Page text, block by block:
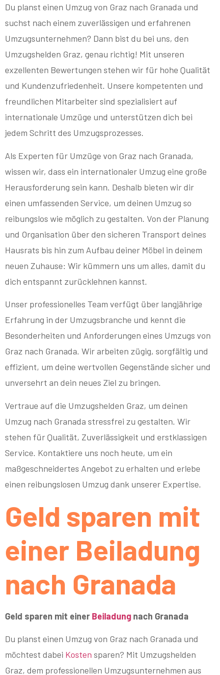
Du planst einen Umzug von Graz nach Granada und
suchst nach einem zuverlässigen und erfahrenen
Umzugsunternehmen? Dann bist du bei uns, den
Umzugshelden Graz, genau richtig! Mit unseren
exzellenten Bewertungen stehen wir für hohe Qualität
und Kundenzufriedenheit. Unsere kompetenten und
freundlichen Mitarbeiter sind spezialisiert auf
internationale Umzüge und unterstützen dich bei
jedem Schritt des Umzugsprozesses.
Als Experten für Umzüge von Graz nach Granada,
wissen wir, dass ein internationaler Umzug eine große
Herausforderung sein kann. Deshalb bieten wir dir
einen umfassenden Service, um deinen Umzug so
reibungslos wie möglich zu gestalten. Von der Planung
und Organisation über den sicheren Transport deines
Hausrats bis hin zum Aufbau deiner Möbel in deinem
neuen Zuhause: Wir kümmern uns um alles, damit du
dich entspannt zurücklehnen kannst.
Unser professionelles Team verfügt über langjährige
Erfahrung in der Umzugsbranche und kennt die
Besonderheiten und Anforderungen eines Umzugs von
Graz nach Granada. Wir arbeiten zügig, sorgfältig und
effizient, um deine wertvollen Gegenstände sicher und
unversehrt an dein neues Ziel zu bringen.
Vertraue auf die Umzugshelden Graz, um deinen
Umzug nach Granada stressfrei zu gestalten. Wir
stehen für Qualität, Zuverlässigkeit und erstklassigen
Service. Kontaktiere uns noch heute, um ein
maßgeschneidertes Angebot zu erhalten und erlebe
einen reibungslosen Umzug dank unserer Expertise.
Geld sparen mit
einer Beiladung
nach Granada
Geld sparen mit einer Beiladung nach Granada
Du planst einen Umzug von Graz nach Granada und
möchtest dabei Kosten sparen? Mit Umzugshelden
Graz, dem professionellen Umzugsunternehmen aus